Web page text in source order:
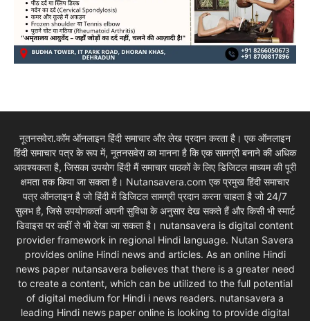
नूतनसवेरा.कॉम ऑनलाइन हिंदी समाचार और लेख प्रदान करता है। एक ऑनलाइन
हिंदी समाचार पत्र के रूप में, नूतनसवेरा का मानना है कि एक सामग्री बनाने की अधिक
आवश्यकता है, जिसका उपयोग हिंदी मैं समाचार पाठकों के लिए डिजिटल माध्यम की पूरी
क्षमता तक किया जा सकता है। Nutansavera.com एक प्रमुख हिंदी समाचार
पत्र ऑनलाइन है जो हिंदी में डिजिटल सामग्री प्रदान करना चाहता है जो 24/7
सुलभ है, जिसे उपयोगकर्ता अपनी सुविधा के अनुसार देख सकते हैं और किसी भी स्मार्ट
डिवाइस पर कहीं से भी देखा जा सकता है। nutansavera is digital content
provider framework in regional Hindi language. Nutan Savera
provides online Hindi news and articles. As an online Hindi
news paper nutansavera believes that there is a greater need
to create a content, which can be utilized to the full potential
of digital medium for Hindi i news readers. nutansavera a
leading Hindi news paper online is looking to provide digital